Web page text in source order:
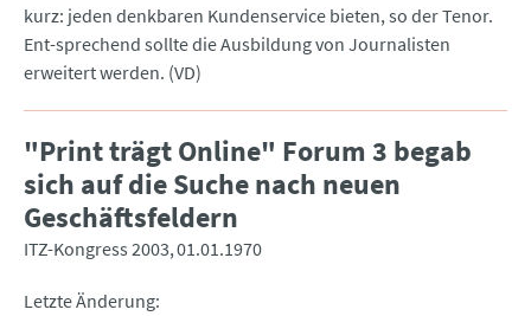
kurz: jeden denkbaren Kundenservice bieten, so der Tenor.
Ent-sprechend sollte die Ausbildung von Journalisten
erweitert werden. (VD)
"Print trägt Online" Forum 3 begab
sich auf die Suche nach neuen
Geschäftsfeldern
ITZ-Kongress 2003 01.01.1970
Letzte Änderung